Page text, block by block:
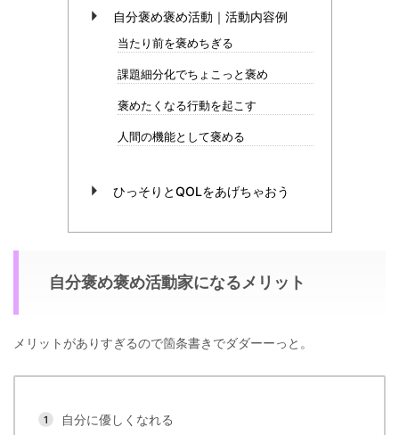
自分褒め褒め活動｜活動内容例
当たり前を褒めちぎる
課題細分化でちょこっと褒め
褒めたくなる行動を起こす
人間の機能として褒める
ひっそりとQOLをあげちゃおう
自分褒め褒め活動家になるメリット
メリットがありすぎるので箇条書きでダダーーっと。
自分に優しくなれる